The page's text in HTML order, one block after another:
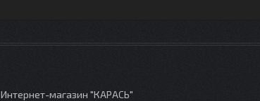
Интернет-магазин "КАРАСЬ"